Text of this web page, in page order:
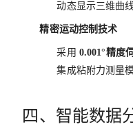
动态显示三维曲
精密运动控制技术
采用 0.001°精度
集成粘附力测量
四、智能数据